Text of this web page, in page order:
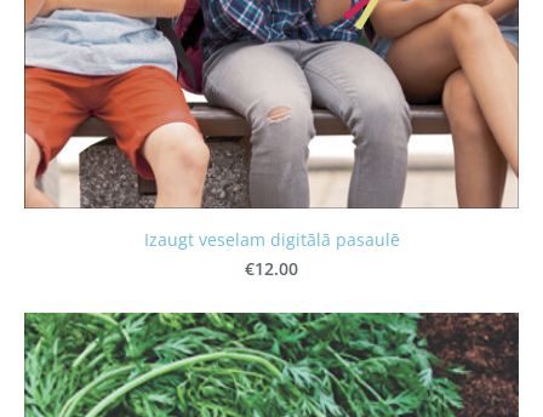
Izaugt veselam digitālā pasaulē
€12.00